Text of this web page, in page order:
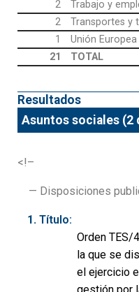
2
Trabajo y
2
Transportes y
1
Unión Europea
21
TOTAL
Resultados
Asuntos sociales (2
<!–
— Disposiciones
Título:
Orden TES/
la que se
el ejercicio